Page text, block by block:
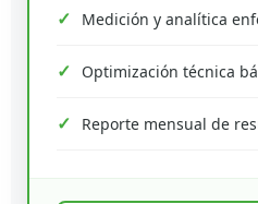
Medición y analítica
Optimización técnica
Reporte mensual de